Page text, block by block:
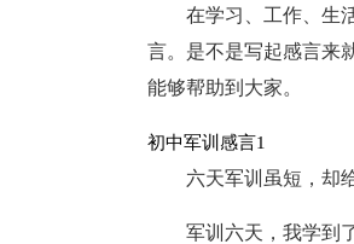
在学习、工作、生
言。是不是写起感言来
能够帮助到大家。
初中军训感言1
六天军训虽短，却
军训六天，我学到